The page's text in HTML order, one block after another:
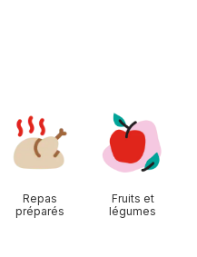
Repas
préparés
Fruits et
légumes